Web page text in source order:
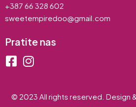
+387 66 328 602
sweetempiredoo@gmail.com
Pratite nas
© 2023 All rights reserved. Design